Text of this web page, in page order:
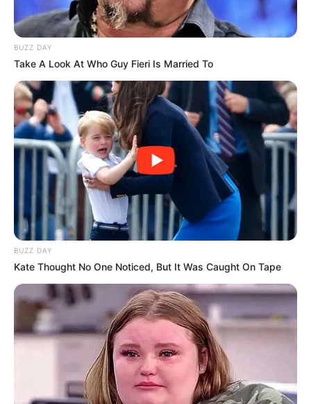
BUZZ DAY
Take A Look At Who Guy Fieri Is Married To
BUZZ DAY
Kate Thought No One Noticed, But It Was Caught On Tape